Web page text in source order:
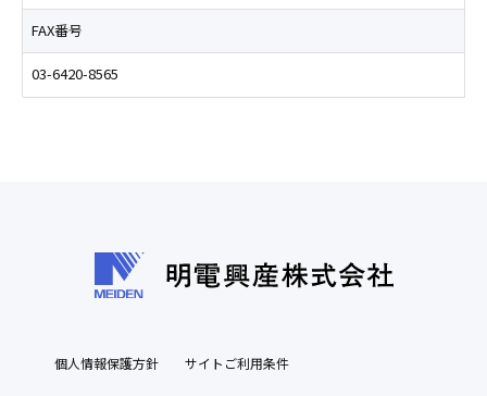
FAX番号
03-6420-8565
個人情報保護方針 サイトご利用条件